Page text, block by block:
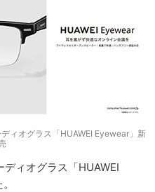
ィオグラス「HUAWEI Eyewear」新
ィオグラス「HUAWEI